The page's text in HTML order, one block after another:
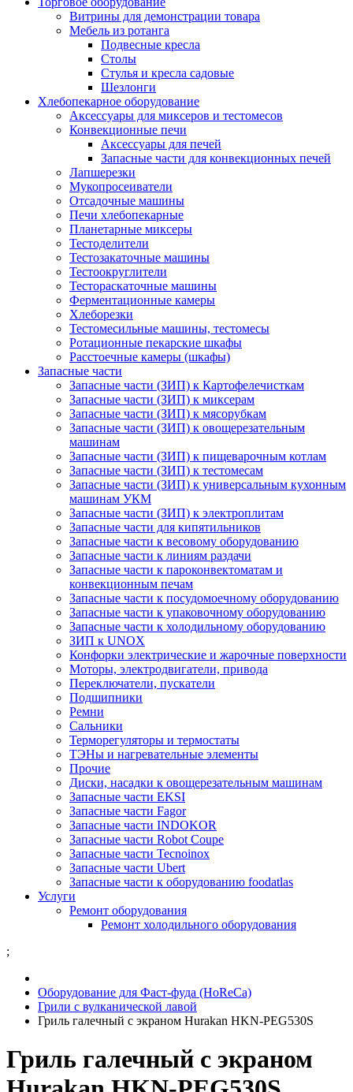
Витрины для демонстрации товара
Мебель из ротанга
Подвесные кресла
Столы
Стулья и кресла садовые
Шезлонги
Хлебопекарное оборудование
Аксессуары для миксеров и тестомесов
Конвекционные печи
Аксессуары для печей
Запасные части для конвекционных печей
Лапшерезки
Мукопросеиватели
Отсадочные машины
Печи хлебопекарные
Планетарные миксеры
Тестоделители
Тестозакаточные машины
Тестоокруглители
Тестораскаточные машины
Ферментационные камеры
Хлеборезки
Тестомесильные машины, тестомесы
Ротационные пекарские шкафы
Расстоечные камеры (шкафы)
Запасные части
Запасные части (ЗИП) к Картофелечисткам
Запасные части (ЗИП) к миксерам
Запасные части (ЗИП) к мясорубкам
Запасные части (ЗИП) к овощерезательным
машинам
Запасные части (ЗИП) к пищеварочным котлам
Запасные части (ЗИП) к тестомесам
Запасные части (ЗИП) к универсальным кухонным
машинам УКМ
Запасные части (ЗИП) к электроплитам
Запасные части для кипятильников
Запасные части к весовому оборудованию
Запасные части к линиям раздачи
Запасные части к пароконвектоматам и
конвекционным печам
Запасные части к посудомоечному оборудованию
Запасные части к упаковочному оборудованию
Запасные части к холодильному оборудованию
ЗИП к UNOX
Конфорки электрические и жарочные поверхности
Моторы, электродвигатели, привода
Переключатели, пускатели
Подшипники
Ремни
Сальники
Терморегуляторы и термостаты
ТЭНы и нагревательные элементы
Прочие
Диски, насадки к овощерезательным машинам
Запасные части EKSI
Запасные части Fagor
Запасные части INDOKOR
Запасные части Robot Coupe
Запасные части Tecnoinox
Запасные части Ubert
Запасные части к оборудованию foodatlas
Услуги
Ремонт оборудования
Ремонт холодильного оборудования
;
Оборудование для Фаст-фуда (HoReCa)
Грили с вулканической лавой
Гриль галечный с экраном Hurakan HKN-PEG530S
Гриль галечный с экраном